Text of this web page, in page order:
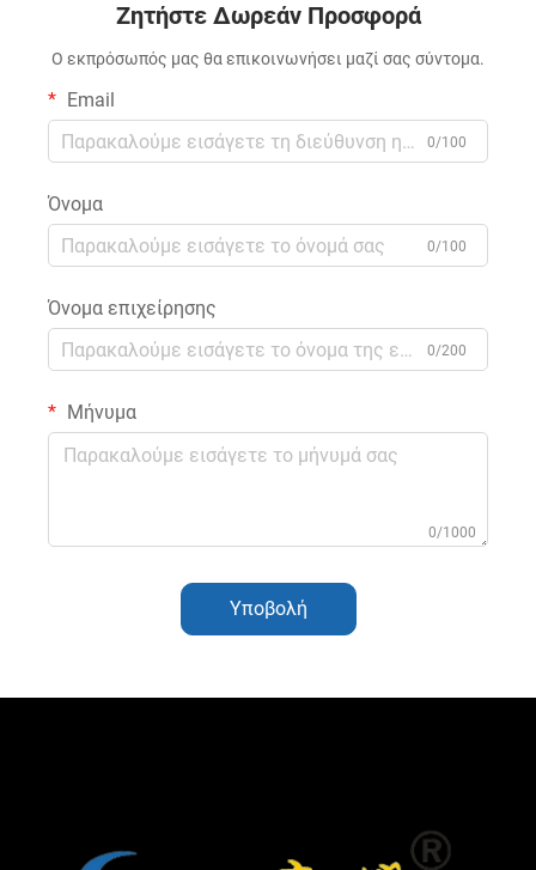
μοτοσυκλέτες
εσωτερικού και
μοτοσυκλέτες με
φωτισμό και μουσική
εμπορικό κέντρο
διασκέδασης
Ζητήστε Δωρεάν Προσφορά
Ο εκπρόσωπός μας θα επικοινωνήσει μαζί σας σύντομα.
Email
0/100
Όνομα
0/100
Όνομα επιχείρησης
0/200
Μήνυμα
0/1000
Υποβολή